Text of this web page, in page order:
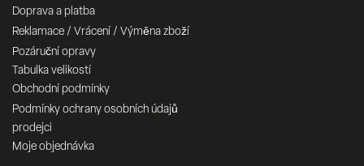
Doprava a platba
Reklamace / Vrácení / Výměna zboží
Pozáruční opravy
Tabulka velikostí
Obchodní podmínky
Podmínky ochrany osobních údajů
prodejci
Moje objednávka